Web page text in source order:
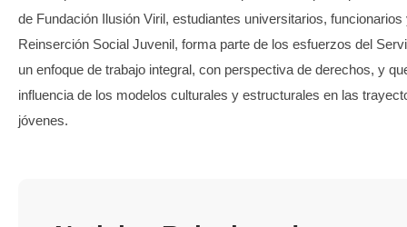
de Fundación Ilusión Viril, estudiantes universitarios,
Reinserción Social Juvenil, forma parte de los esfuerzos del
un enfoque de trabajo integral, con perspectiva de derechos, y
influencia de los modelos culturales y estructurales en las
jóvenes.